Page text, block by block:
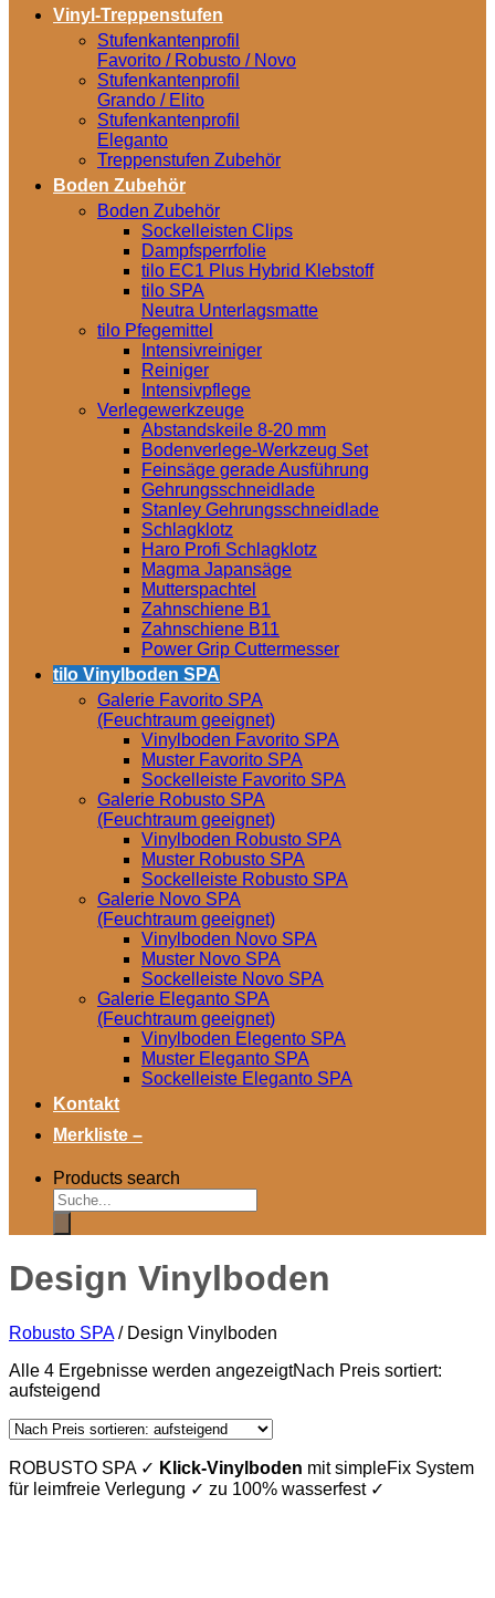
Vinyl-Treppenstufen
Stufenkantenprofil
Favorito / Robusto / Novo
Stufenkantenprofil
Grando / Elito
Stufenkantenprofil
Eleganto
Treppenstufen Zubehör
Boden Zubehör
Boden Zubehör
Sockelleisten Clips
Dampfsperrfolie
tilo EC1 Plus Hybrid Klebstoff
tilo SPA
Neutra Unterlagsmatte
tilo Pfegemittel
Intensivreiniger
Reiniger
Intensivpflege
Verlegewerkzeuge
Abstandskeile 8-20 mm
Bodenverlege-Werkzeug Set
Feinsäge gerade Ausführung
Gehrungsschneidlade
Stanley Gehrungsschneidlade
Schlagklotz
Haro Profi Schlagklotz
Magma Japansäge
Mutterspachtel
Zahnschiene B1
Zahnschiene B11
Power Grip Cuttermesser
tilo Vinylboden SPA
Galerie Favorito SPA
(Feuchtraum geeignet)
Vinylboden Favorito SPA
Muster Favorito SPA
Sockelleiste Favorito SPA
Galerie Robusto SPA
(Feuchtraum geeignet)
Vinylboden Robusto SPA
Muster Robusto SPA
Sockelleiste Robusto SPA
Galerie Novo SPA
(Feuchtraum geeignet)
Vinylboden Novo SPA
Muster Novo SPA
Sockelleiste Novo SPA
Galerie Eleganto SPA
(Feuchtraum geeignet)
Vinylboden Elegento SPA
Muster Eleganto SPA
Sockelleiste Eleganto SPA
Kontakt
Merkliste –
Products search
Design Vinylboden
Robusto SPA /Design Vinylboden
Alle 4 Ergebnisse werden angezeigtNach Preis sortiert:
aufsteigend
ROBUSTO SPA ✓ Klick-Vinylboden mit simpleFix System
für leimfreie Verlegung ✓ zu 100% wasserfest ✓